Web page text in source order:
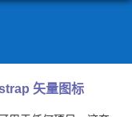
矢量图标